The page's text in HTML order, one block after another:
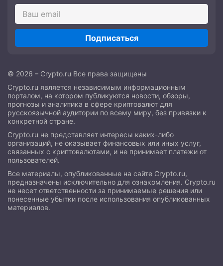
Подписаться
© 2026 – Crypto.ru Все права защищены
Crypto.ru является независимым информационным
порталом, на котором публикуются новости, обзоры,
прогнозы и аналитика в сфере криптовалют для
русскоязычной аудитории по всему миру, без привязки к
конкретной стране.
Crypto.ru не представляет интересы каких-либо
организаций, не оказывает финансовых или иных услуг,
связанных с криптовалютами, и не принимает платежи от
пользователей.
Все материалы, опубликованные на сайте Crypto.ru,
предназначены исключительно для ознакомления. Crypto.ru
не несет ответственности за принимаемые решения или
понесенные убытки после использования опубликованных
материалов.